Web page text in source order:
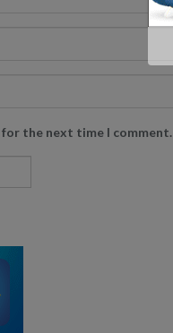
for the next time I comment.